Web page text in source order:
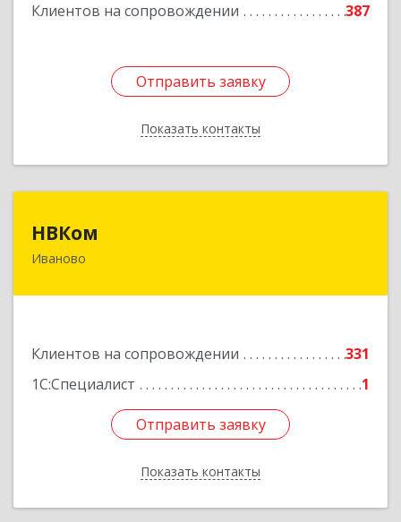
Клиентов на сопровождении 387
Отправить заявку
Показать контакты
Отправить заявку
Назад
НВКом
Иваново
Клиентов на сопровождении
331
1С:Специалист
1
Отправить заявку
Показать контакты
153000, Ивановская обл, Иваново г, Аптечный
Отправить заявку
Назад